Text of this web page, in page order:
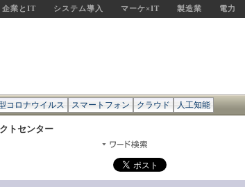
企業とIT システム導入 マーケ×IT 製造業 電力
コロナウイルス スマートフォン クラウド 人工知能
トセンター